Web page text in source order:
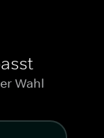
Wahl